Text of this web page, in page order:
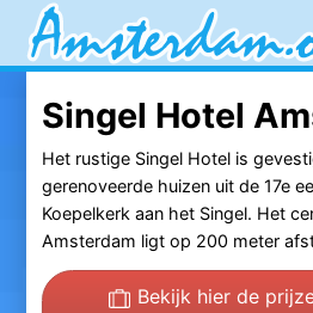
Singel Hotel
Het rustige Singel Hotel is
gerenoveerde huizen uit de 17e
Koepelkerk aan het Singel. Het
Amsterdam ligt op 200 meter
Bekijk hier de